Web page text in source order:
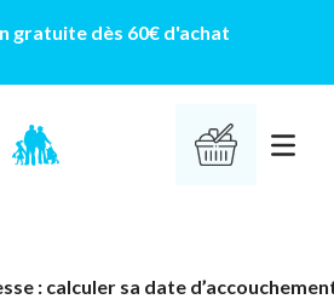
gratuite dès 60€ d'achat
: calculer sa date